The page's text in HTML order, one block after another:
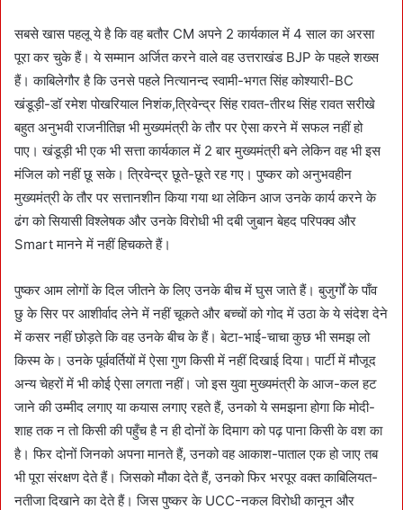
सबसे खास पहलू ये है कि वह बतौर CM अपने 2 कार्यकाल में 4 साल का अरसा
पूरा कर चुके हैं। ये सम्मान अर्जित करने वाले वह उत्तराखंड BJP के पहले शख्स
हैं। काबिलेगौर है कि उनसे पहले नित्यानन्द स्वामी-भगत सिंह कोश्यारी-BC
खंडूड़ी-डॉ रमेश पोखरियाल निशंक,त्रिवेन्द्र सिंह रावत-तीरथ सिंह रावत सरीखे
बहुत अनुभवी राजनीतिज्ञ भी मुख्यमंत्री के तौर पर ऐसा करने में सफल नहीं हो
पाए। खंडूड़ी भी एक भी सत्ता कार्यकाल में 2 बार मुख्यमंत्री बने लेकिन वह भी इस
मंजिल को नहीं छू सके। त्रिवेन्द्र छूते-छूते रह गए। पुष्कर को अनुभवहीन
मुख्यमंत्री के तौर पर सत्तानशीन किया गया था लेकिन आज उनके कार्य करने के
ढंग को सियासी विश्लेषक और उनके विरोधी भी दबी जुबान बेहद परिपक्व और
Smart मानने में नहीं हिचकते हैं।
पुष्कर आम लोगों के दिल जीतने के लिए उनके बीच में घुस जाते हैं। बुजुर्गों के पाँव
छु के सिर पर आशीर्वाद लेने में नहीं चूकते और बच्चों को गोद में उठा के ये संदेश देने
में कसर नहीं छोड़ते कि वह उनके बीच के हैं। बेटा-भाई-चाचा कुछ भी समझ लो
किस्म के। उनके पूर्ववर्तियों में ऐसा गुण किसी में नहीं दिखाई दिया। पार्टी में मौजूद
अन्य चेहरों में भी कोई ऐसा लगता नहीं। जो इस युवा मुख्यमंत्री के आज-कल हट
जाने की उम्मीद लगाए या कयास लगाए रहते हैं, उनको ये समझना होगा कि मोदी-
शाह तक न तो किसी की पहुँच है न ही दोनों के दिमाग को पढ़ पाना किसी के वश का
है। फिर दोनों जिनको अपना मानते हैं, उनको वह आकाश-पाताल एक हो जाए तब
भी पूरा संरक्षण देते हैं। जिसको मौका देते हैं, उनको फिर भरपूर वक्त काबिलियत-
नतीजा दिखाने का देते हैं। जिस पुष्कर के UCC-नकल विरोधी कानून और